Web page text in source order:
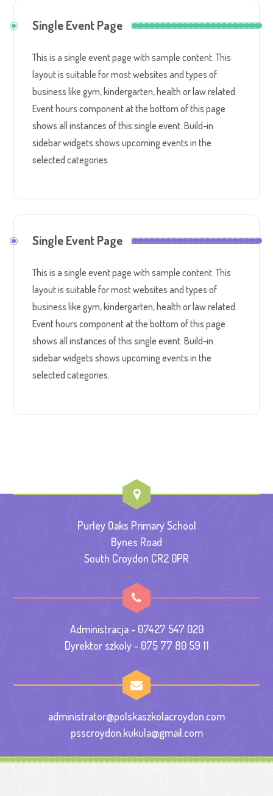
Single Event Page
This is a single event page with sample content. This
layout is suitable for most websites and types of
business like gym, kindergarten, health or law related.
Event hours component at the bottom of this page
shows all instances of this single event. Build-in
sidebar widgets shows upcoming events in the
selected categories.
Single Event Page
This is a single event page with sample content. This
layout is suitable for most websites and types of
business like gym, kindergarten, health or law related.
Event hours component at the bottom of this page
shows all instances of this single event. Build-in
sidebar widgets shows upcoming events in the
selected categories.
Purley Oaks Primary School
Bynes Road
South Croydon CR2 0PR
Administracja - 07427 547 020
Dyrektor szkoly - 075 77 80 59 11
administrator@polskaszkolacroydon.com
psscroydon.kukula@gmail.com